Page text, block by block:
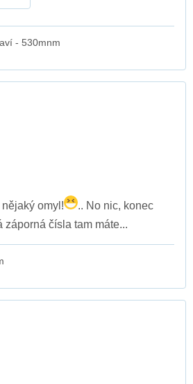
- 530mnm
omyl!
.. No nic, konec
záporná čísla tam máte...